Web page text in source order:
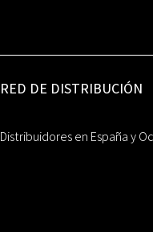
RED DE DISTRIBUCIÓN
Distribuidores en España y